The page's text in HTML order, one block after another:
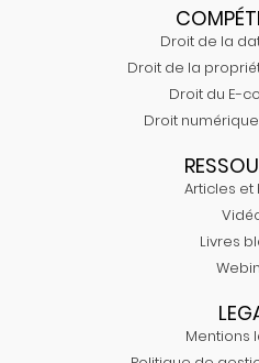
Droit de la
Droit de la
Droit du E-
Droit
Articles et
Livres
Mentions